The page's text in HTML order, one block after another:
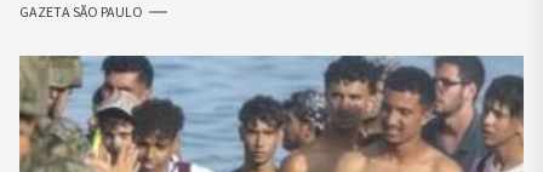
GAZETA SÃO PAULO